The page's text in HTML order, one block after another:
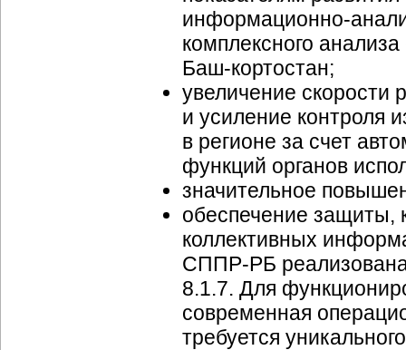
информационно-
комплексного анализа
Баш-кортостан;
увеличение скорости
и усиление контроля
в регионе за счет
функций органов
значительное
обеспечение защиты,
коллективных
СППР-РБ
8.1.7. Для
современная
требуется